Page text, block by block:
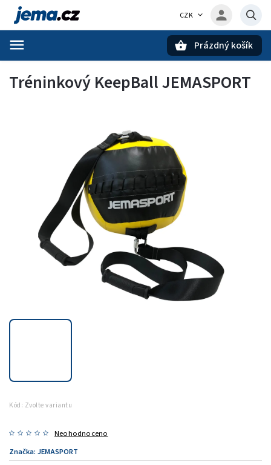
CZK
Prázdný košík
Tréninkový KeepBall JEMASPORT
Kód: Zvolte variantu
Neohodnoceno
Značka: JEMASPORT